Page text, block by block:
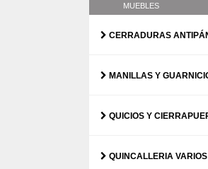
MUEBLES
CERRADURAS
MANILLAS Y
QUICIOS Y
QUINCALLERIA VARIOS